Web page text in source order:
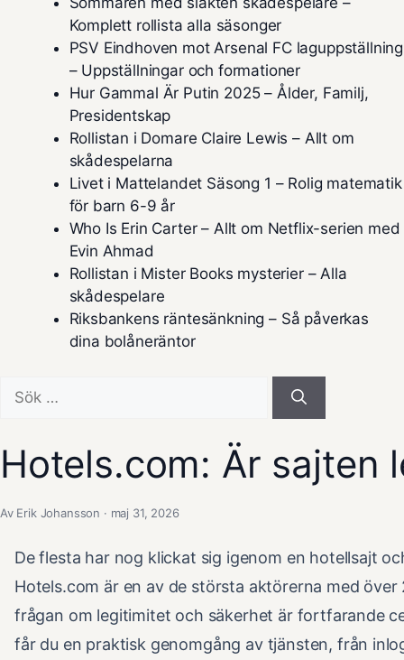
Komplett rollista alla säsonger
PSV Eindhoven mot Arsenal FC laguppställning
– Uppställningar och formationer
Hur Gammal Är Putin 2025 – Ålder, Familj,
Presidentskap
Rollistan i Domare Claire Lewis – Allt om
skådespelarna
Livet i Mattelandet Säsong 1 – Rolig matematik
för barn 6-9 år
Who Is Erin Carter – Allt om Netflix-serien med
Evin Ahmad
Rollistan i Mister Books mysterier – Alla
skådespelare
Riksbankens räntesänkning – Så påverkas
dina bolåneräntor
efter:
Hotels.com: Är sajten
Av Erik Johansson · maj 31, 2026
De flesta har nog klickat sig igenom en hotellsajt
Hotels.com är en av de största aktörerna med
frågan om legitimitet och säkerhet är fortfarande
får du en praktisk genomgång av tjänsten, från